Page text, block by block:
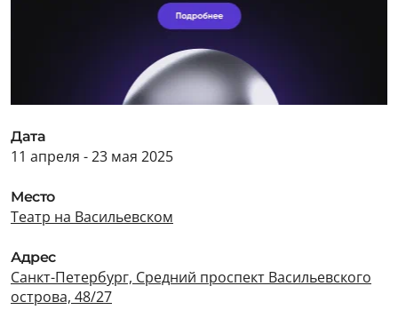
Дата
11 апреля - 23 мая 2025
Место
Театр на Васильевском
Адрес
Санкт-Петербург, Средний проспект Васильевского
острова, 48/27